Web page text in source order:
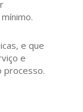
e que
e
processo.